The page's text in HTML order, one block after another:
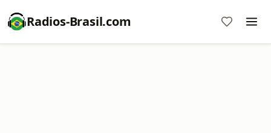
Radios-Brasil.com